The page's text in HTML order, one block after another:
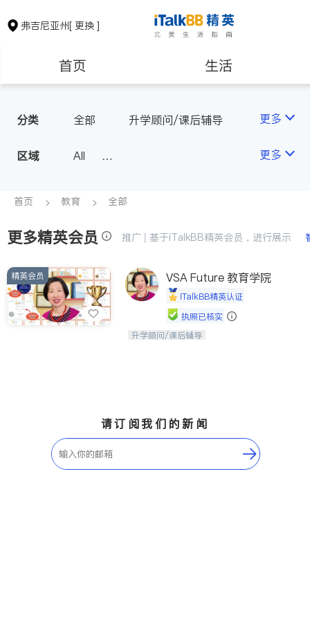
弗吉尼亚州[ 更换 ]
首页 生活
保险理财
银行贷款
建筑装修 教育
养老 非盈利组织
分类 全部 升学顾问/课后辅导 更多
区域
All
C.)
Roanoke & Lynchburg
更多
首页 教育 全部
更多精英会员 推广 | 基于iTalkBB精英会员，进行展示
精英会员 VSA Future 教育学院
iTalkBB精英认证
执照已核实
孩子美好的未来始于早期能力的培养，
升学顾问/课后辅导
请订阅我们的新闻